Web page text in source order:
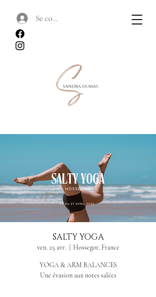
Se connecter
SALTY YOGA
ven. 25 avr. Hossegor, France
YOGA & ARM BALANCES
Une évasion aux notes salées